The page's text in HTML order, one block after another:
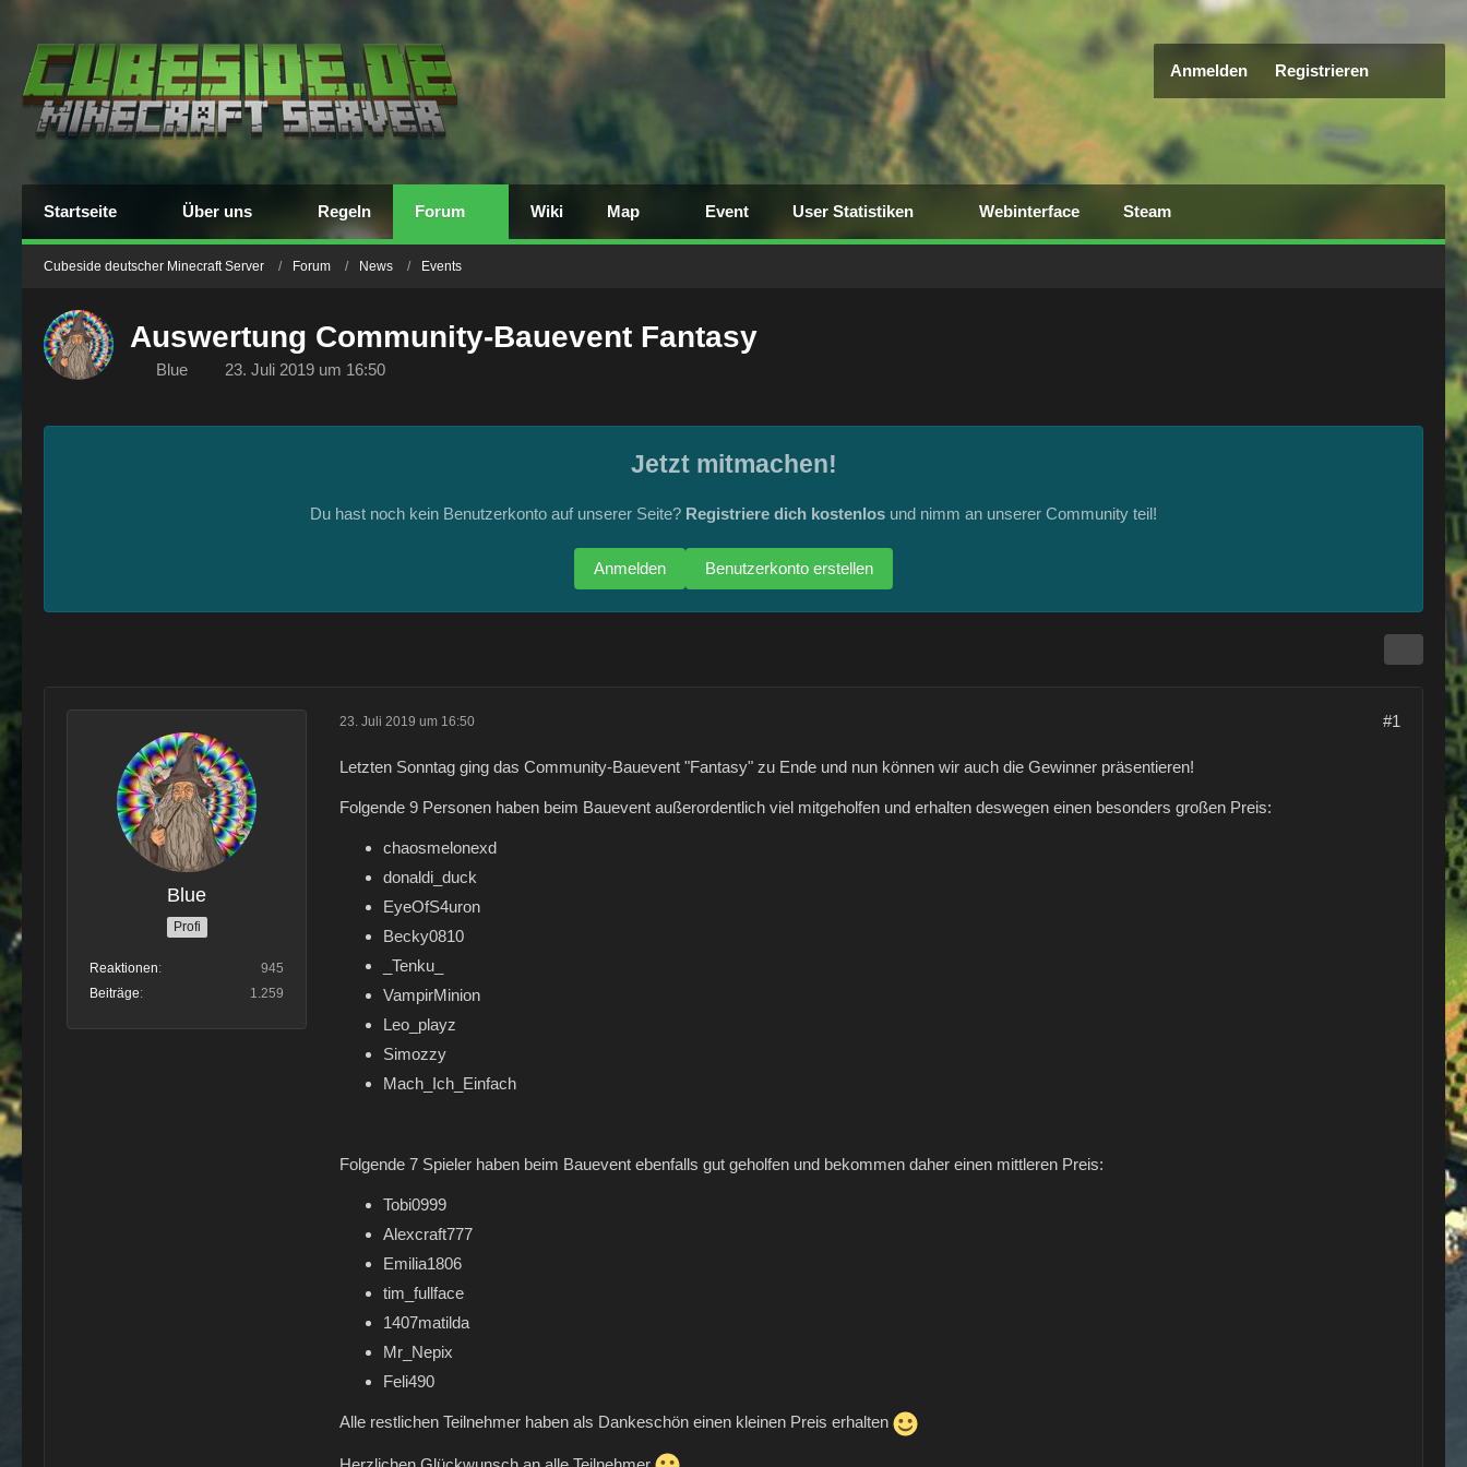
Anmelden Registrieren
Startseite Über uns Regeln Forum Wiki Map Event User Statistiken Webinterface Steam
Cubeside deutscher Minecraft Server Forum News Events
Auswertung Community-Bauevent Fantasy
Blue 23. Juli 2019 um 16:50
Jetzt mitmachen!
Du hast noch kein Benutzerkonto auf unserer Seite? Registriere dich kostenlos und nimm an unserer Community teil!
Benutzerkonto erstellen
Anmelden
Blue
Profi
Reaktionen
945
Beiträge
1.259
23. Juli 2019 um 16:50 #1
Letzten Sonntag ging das Community-Bauevent "Fantasy" zu Ende und nun können wir auch die Gewinner präsentieren!
Folgende 9 Personen haben beim Bauevent außerordentlich viel mitgeholfen und erhalten deswegen einen besonders großen Preis:
chaosmelonexd
donaldi_duck
EyeOfS4uron
Becky0810
_Tenku_
VampirMinion
Leo_playz
Simozzy
Mach_Ich_Einfach
Folgende 7 Spieler haben beim Bauevent ebenfalls gut geholfen und bekommen daher einen mittleren Preis:
Tobi0999
Alexcraft777
Emilia1806
tim_fullface
1407matilda
Mr_Nepix
Feli490
Alle restlichen Teilnehmer haben als Dankeschön einen kleinen Preis erhalten